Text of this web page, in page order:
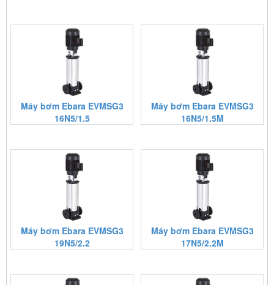
Máy bơm Ebara EVMSG3
16N5/1.5
Máy bơm Ebara EVMSG3
16N5/1.5M
Máy bơm Ebara EVMSG3
19N5/2.2
Máy bơm Ebara EVMSG3
17N5/2.2M